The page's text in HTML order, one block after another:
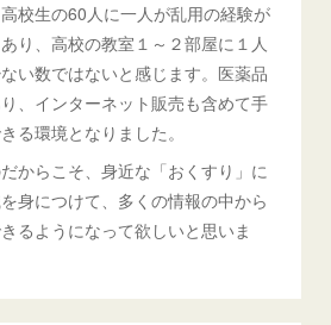
校生の60人に一人が乱用の経験が
り、高校の教室１～２部屋に１人
い数ではないと感じます。医薬品
、インターネット販売も含めて手
る環境となりました。
からこそ、身近な「おくすり」に
身につけて、多くの情報の中から
るようになって欲しいと思いま